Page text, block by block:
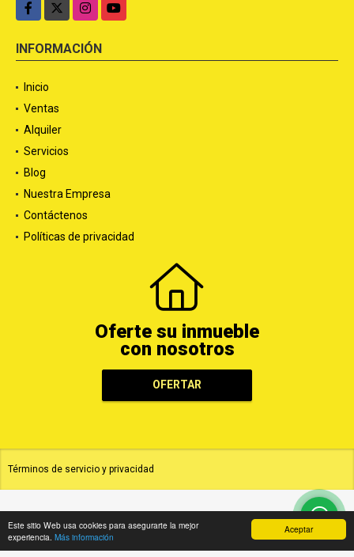
Aceptar
Este sitio Web usa cookies para asegurarte la mejor
experiencia. Más información
Facebook
InstagramYouTube
INFORMACIÓN
Inicio
Ventas
Alquiler
Servicios
Blog
Nuestra Empresa
Contáctenos
Políticas de privacidad
Oferte su inmueble
con nosotros
OFERTAR
Términos de servicio y privacidad